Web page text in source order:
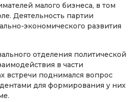
малого бизнеса, в том
Деятельность партии
экономического развития
отделения политической
в части
встречи поднимался вопрос
для формирования у них